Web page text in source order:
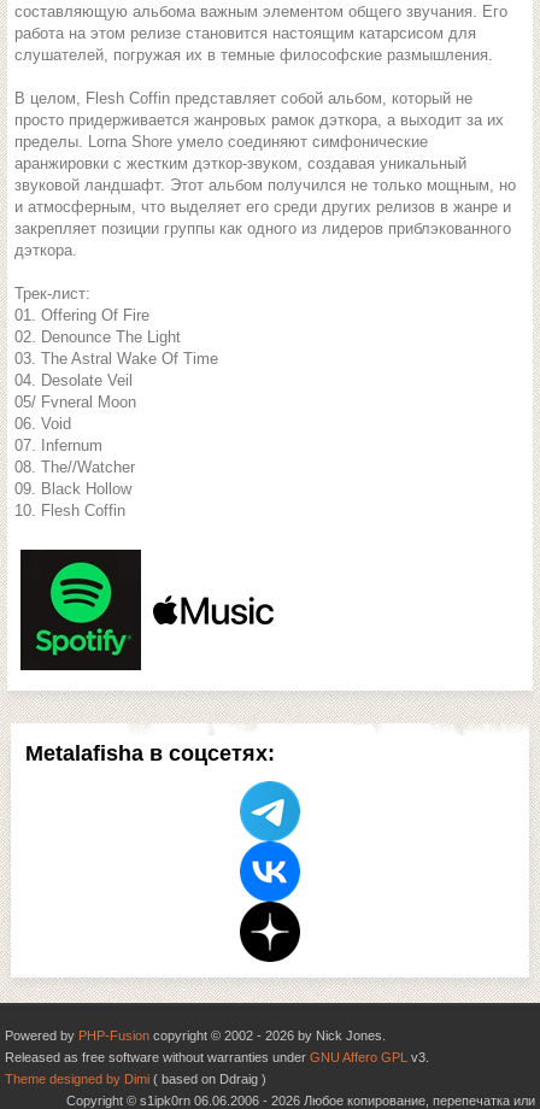
Metalafisha в соцсетях:
составляющую альбома важным элементом общего звучания. Его
работа на этом релизе становится настоящим катарсисом для
слушателей, погружая их в темные философские размышления.
В целом, Flesh Coffin представляет собой альбом, который не
просто придерживается жанровых рамок дэткора, а выходит за их
пределы. Lorna Shore умело соединяют симфонические
аранжировки с жестким дэткор-звуком, создавая уникальный
звуковой ландшафт. Этот альбом получился не только мощным, но
и атмосферным, что выделяет его среди других релизов в жанре и
закрепляет позиции группы как одного из лидеров приблэкованного
дэткора.
Трек-лист:
01. Offering Of Fire
02. Denounce The Light
03. The Astral Wake Of Time
04. Desolate Veil
05/ Fvneral Moon
06. Void
07. Infernum
08. The//Watcher
09. Black Hollow
10. Flesh Coffin
Powered by PHP-Fusion copyright © 2002 - 2026 by Nick Jones.
Released as free software without warranties under GNU Affero GPL v3.
Theme designed by Dimi ( based on Ddraig )
Copyright © s1ipk0rn 06.06.2006 - 2026 Любое копирование, перепечатка или